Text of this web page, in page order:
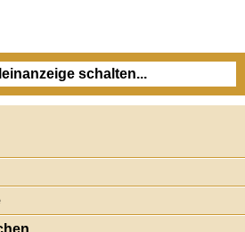
schalten...